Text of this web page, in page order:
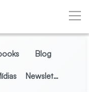
Blog
Newsletter